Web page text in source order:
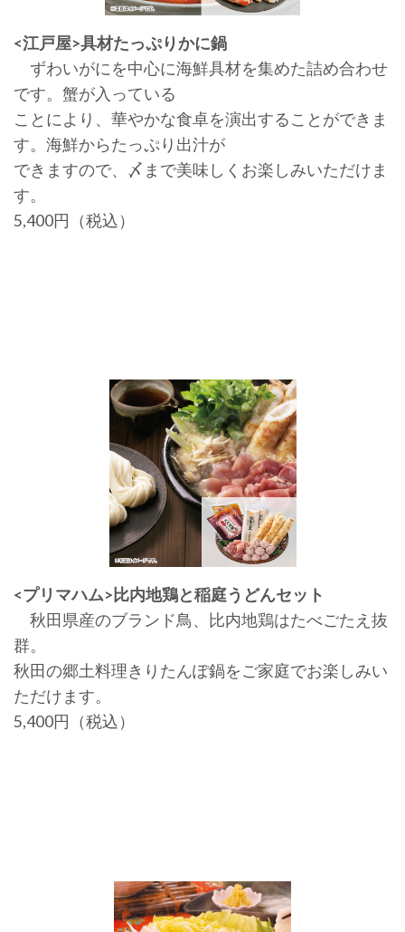
<江戸屋>具材たっぷりかに鍋
ずわいがにを中心に海鮮具材を集めた詰め合わせ
です。蟹が入っている
ことにより、華やかな食卓を演出することができま
す。海鮮からたっぷり出汁が
できますので、〆まで美味しくお楽しみいただけま
す。
5,400円（税込）
<プリマハム>比内地鶏と稲庭うどんセット
秋田県産のブランド鳥、比内地鶏はたべごたえ抜
群。
秋田の郷土料理きりたんぽ鍋をご家庭でお楽しみい
ただけます。
5,400円（税込）